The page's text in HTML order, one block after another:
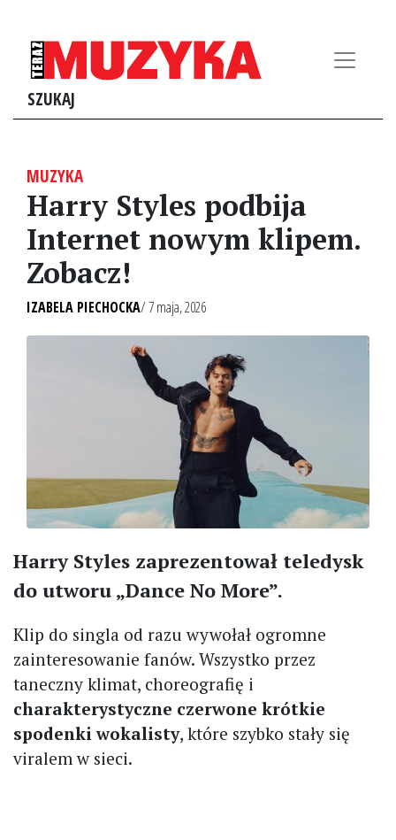
SZUKAJ
MUZYKA
Harry Styles podbija
Internet nowym klipem.
Zobacz!
IZABELA PIECHOCKA/ 7 maja, 2026
Harry Styles zaprezentował teledysk
do utworu „Dance No More”.
Klip do singla od razu wywołał ogromne
zainteresowanie fanów. Wszystko przez
taneczny klimat, choreografię i
charakterystyczne czerwone krótkie
spodenki wokalisty, które szybko stały się
viralem w sieci.